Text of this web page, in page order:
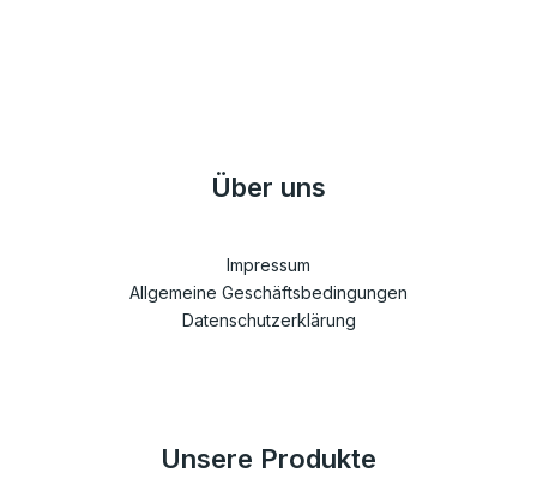
Über uns
Impressum
Allgemeine Geschäftsbedingungen
Datenschutzerklärung
Unsere Produkte